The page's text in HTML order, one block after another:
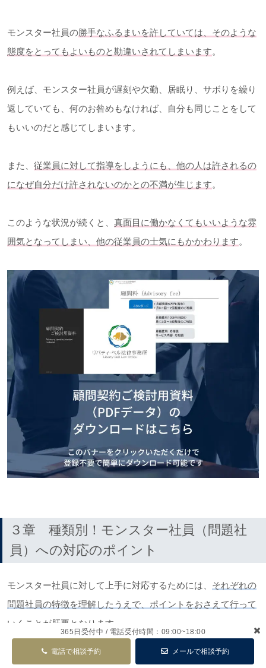
モンスター社員の勝手なふるまいを許していては、そのような
態度をとってもよいものと勘違いされてしまいます。
例えば、モンスター社員が遅刻や欠勤、居眠り、サボりを繰り
返していても、何のお咎めもなければ、自分も同じことをして
もいいのだと感じてしまいます。
また、 従業員に対して指導をしようにも、他の人は許されるの
になぜ自分だけ許されないのかとの不満が生じます。
このような状況が続くと、 真面目に働かなくてもいいような雰
囲気となってしまい、他の従業員の士気にもかかわります。
３章 種類別！モンスター社員（問題社
員）への対応のポイント
モンスター社員に対して上手に対応するためには、 それぞれの
問題社員の特徴を理解したうえで、ポイントをおさえて行って
いくことが肝要 となります。
モンスター社員にも種類がありますので一筋縄にはいきませ
365日受付中 / 電話受付時間：09:00~18:00
電話で相談予約 メールで相談予約